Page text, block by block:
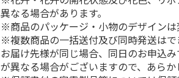
異なる場合があります。
※商品のパッケージ・小物のデザインは
※複数商品の一括送付及び同時発送は
お届け先様が同じ場合、同日のお申込
が異なる場合がございますので、あらか